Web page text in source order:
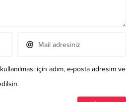
için adım, e-posta adresim ve